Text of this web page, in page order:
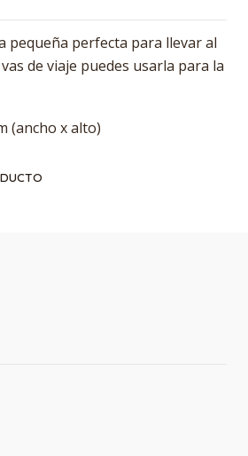
pequeña perfecta para llevar al
de viaje puedes usarla para la
(ancho x alto)